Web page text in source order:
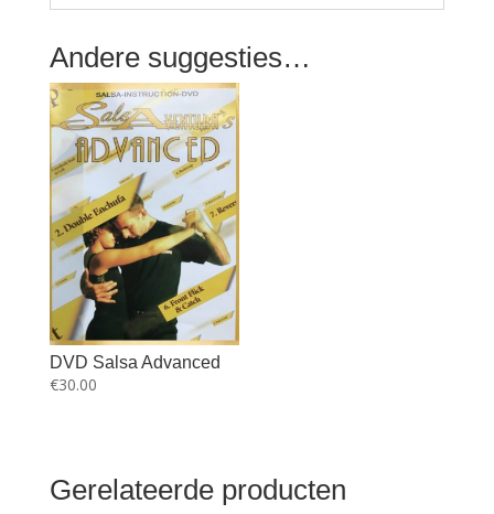
Andere suggesties…
DVD Salsa Advanced
€30.00
Gerelateerde producten